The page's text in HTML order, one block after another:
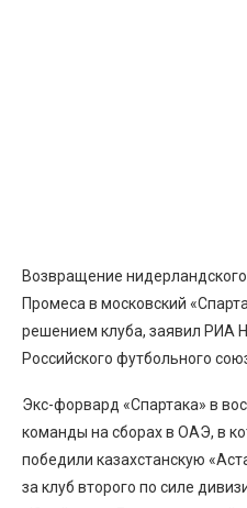
Возвращение
Промеса в московский
решением клуба, заявил РИА
Российского футбольного
Экс-форвард «Спартака» в
команды на сборах в ОАЭ, в
победили казахстанскую
за клуб второго по силе